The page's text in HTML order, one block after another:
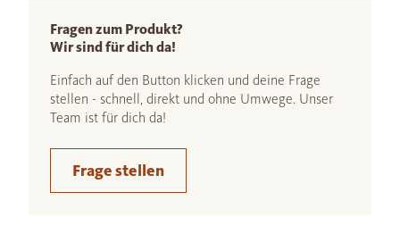
Fragen zum Produkt?
Wir sind für dich da!
Einfach auf den Button klicken und deine Frage
stellen - schnell, direkt und ohne Umwege. Unser
Team ist für dich da!
Frage stellen